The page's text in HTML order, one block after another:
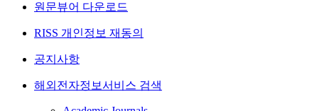
원문뷰어 다운로드
RISS 개인정보 재동의
공지사항
해외전자정보서비스 검색